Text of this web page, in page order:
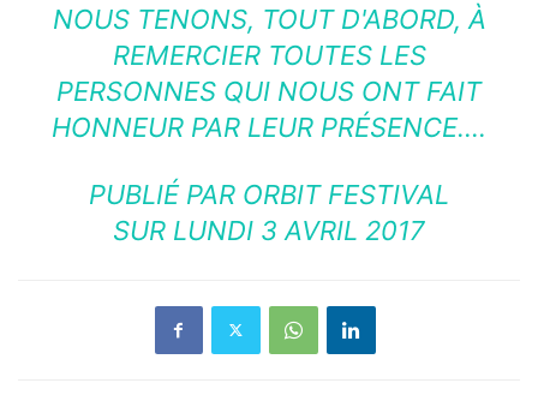
NOUS TENONS, TOUT D'ABORD, À
REMERCIER TOUTES LES
PERSONNES QUI NOUS ONT FAIT
HONNEUR PAR LEUR PRÉSENCE….
PUBLIÉ PAR ORBIT FESTIVAL
SUR LUNDI 3 AVRIL 2017